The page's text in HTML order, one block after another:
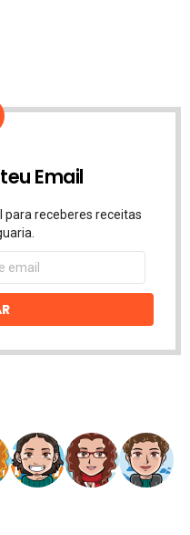
Email
para receberes receitas